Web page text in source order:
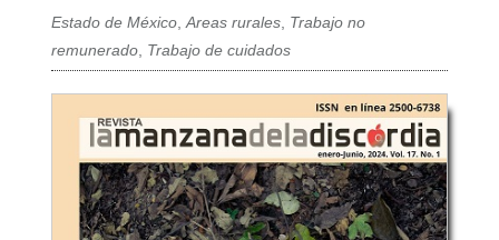
Estado de México,Areas rurales, Trabajo no
remunerado, Trabajo de cuidados